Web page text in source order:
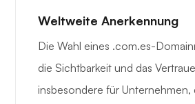
Weltweite Anerkennung
Die Wahl eines .com.es-
die Sichtbarkeit und das
insbesondere für Unternehmen,